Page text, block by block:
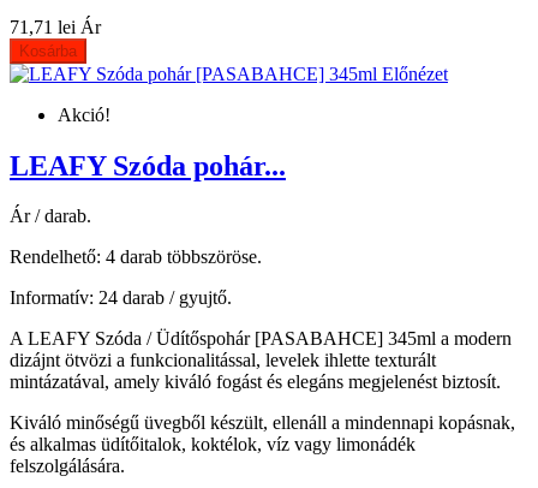
71,71 lei Ár
Kosárba
Előnézet
Akció!
LEAFY Szóda pohár...
Ár / darab.
Rendelhető: 4 darab többszöröse.
Informatív: 24 darab / gyujtő.
A LEAFY Szóda / Üdítőspohár [PASABAHCE] 345ml a modern
dizájnt ötvözi a funkcionalitással, levelek ihlette texturált
mintázatával, amely kiváló fogást és elegáns megjelenést biztosít.
Kiváló minőségű üvegből készült, ellenáll a mindennapi kopásnak,
és alkalmas üdítőitalok, koktélok, víz vagy limonádék
felszolgálására.